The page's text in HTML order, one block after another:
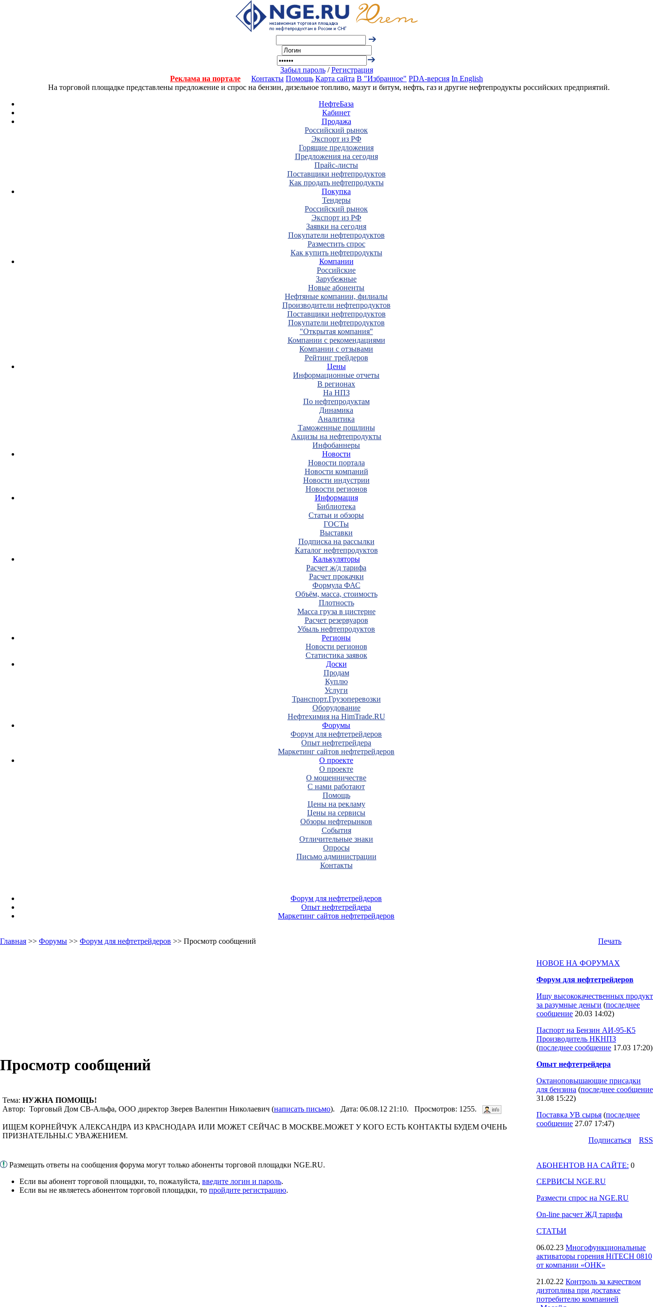
Забыл пароль/Регистрация
Реклама на портале
Контакты Помощь Карта сайта В "Избранное" PDA-версия In English
На торговой площадке представлены предложение и спрос на бензин, дизельное топливо, мазут и битум, нефть, газ и другие нефтепродукты российских предприятий.
НефтеБаза
Кабинет
Продажа
Российский рынок
Экспорт из РФ
Горящие предложения
Предложения на сегодня
Прайс-листы
Поставщики нефтепродуктов
Как продать нефтепродукты
Покупка
Тендеры
Российский рынок
Экспорт из РФ
Заявки на сегодня
Покупатели нефтепродуктов
Разместить спрос
Как купить нефтепродукты
Компании
Российские
Зарубежные
Новые абоненты
Нефтяные компании, филиалы
Производители нефтепродуктов
Поставщики нефтепродуктов
Покупатели нефтепродуктов
"Открытая компания"
Компании с рекомендациями
Компании с отзывами
Рейтинг трейдеров
Цены
Информационные отчеты
В регионах
На НПЗ
По нефтепродуктам
Динамика
Аналитика
Таможенные пошлины
Акцизы на нефтепродукты
Инфобаннеры
Новости
Новости портала
Новости компаний
Новости индустрии
Новости регионов
Информация
Библиотека
Статьи и обзоры
ГОСТы
Выставки
Подписка на рассылки
Каталог нефтепродуктов
Калькуляторы
Расчет ж/д тарифа
Расчет прокачки
Формула ФАС
Объём, масса, стоимость
Плотность
Масса груза в цистерне
Расчет резервуаров
Убыль нефтепродуктов
Регионы
Новости регионов
Статистика заявок
Доски
Продам
Куплю
Услуги
Транспорт.Грузоперевозки
Оборудование
Нефтехимия на HimTrade.RU
Форумы
Форум для нефтетрейдеров
Опыт нефтетрейдера
Маркетинг сайтов нефтетрейдеров
О проекте
О проекте
О мошенничестве
С нами работают
Помощь
Цены на рекламу
Цены на сервисы
Обзоры нефтерынков
События
Отличительные знаки
Опросы
Письмо администрации
Контакты
Форум для нефтетрейдеров
Опыт нефтетрейдера
Маркетинг сайтов нефтетрейдеров
Главная >> Форумы >> Форум для нефтетрейдеров >> Просмотр сообщений Печать
Просмотр сообщений
Тема: НУЖНА ПОМОЩЬ!
Автор: Торговый Дом СВ-Альфа, ООО директор Зверев Валентин Николаевич (написать письмо). Дата: 06.08.12 21:10. Просмотров: 1255.
ИЩЕМ КОРНЕЙЧУК АЛЕКСАНДРА ИЗ КРАСНОДАРА ИЛИ МОЖЕТ СЕЙЧАС В МОСКВЕ.МОЖЕТ У КОГО ЕСТЬ КОНТАКТЫ БУДЕМ ОЧЕНЬ
ПРИЗНАТЕЛЬНЫ.С УВАЖЕНИЕМ.
Размещать ответы на сообщения форума могут только абоненты торговой площадки NGE.RU.
Если вы абонент торговой площадки, то, пожалуйста, введите логин и пароль.
Если вы не являетесь абонентом торговой площадки, то пройдите регистрацию.
НОВОЕ НА ФОРУМАХ
Форум для нефтетрейдеров
Ищу высококачественных продукт
за разумные деньги (последнее
сообщение 20.03 14:02)
Паспорт на Бензин АИ-95-К5
Производитель НКНПЗ
(последнее сообщение 17.03 17:20)
Опыт нефтетрейдера
Октаноповышающие присадки
для бензина (последнее сообщение
31.08 15:22)
Поставка УВ сырья (последнее
сообщение 27.07 17:47)
Подпиcаться
RSS
АБОНЕНТОВ НА САЙТЕ: 0
СЕРВИСЫ NGE.RU
Размести спрос на NGE.RU
On-line расчет ЖД тарифа
СТАТЬИ
06.02.23 Многофункциональные
активаторы горения HiTECH 0810
от компании «ОНК»
21.02.22 Контроль за качеством
дизтоплива при доставке
потребителю компанией